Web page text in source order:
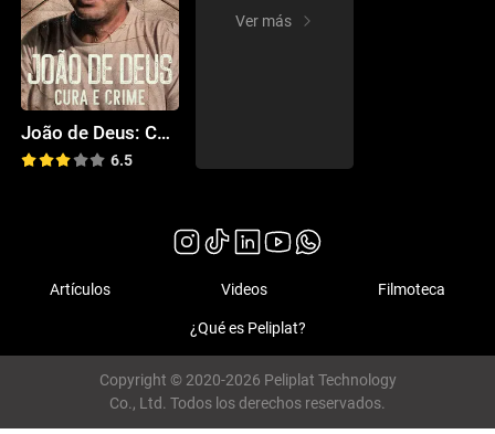
João de Deus: Curandero y criminal
6.5
Ver más
Artículos Videos Filmoteca
¿Qué es Peliplat?
Copyright © 2020-2026 Peliplat Technology
Co., Ltd. Todos los derechos reservados.